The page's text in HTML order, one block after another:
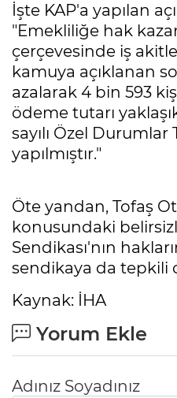
İşte KAP'a yapılan
"Emekliliğe hak
çerçevesinde iş
kamuya açıklanan
azalarak 4 bin 593
ödeme tutarı
sayılı Özel
yapılmıştır."
Öte yandan, Tofaş
konusundaki
Sendikası'nın
sendikaya da tepkili
Kaynak: İHA
Yorum Ekle
Adınız Soyadınız